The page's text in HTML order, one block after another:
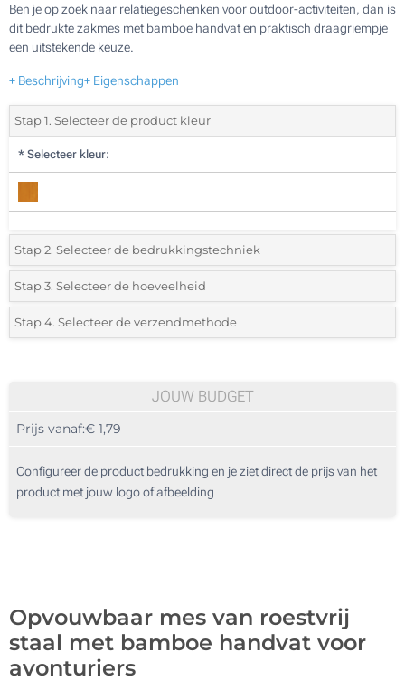
Ben je op zoek naar relatiegeschenken voor outdoor-activiteiten, dan is
dit bedrukte zakmes met bamboe handvat en praktisch draagriempje
een uitstekende keuze.
+ Beschrijving+ Eigenschappen
Stap 1. Selecteer de product kleur
* Selecteer kleur:
Stap 2. Selecteer de bedrukkingstechniek
*Selecteer de bedrukking en kleuren van het logo:
1 Kleur (Aan een zijde)
3 Kleuren (Aan een zijde)
Doming (Aan een zijde)
Stap 3. Selecteer de hoeveelheid
*Selecteer uit de lijst of voeg het gewenste aantal in
50
250
Stap 4. Selecteer de verzendmethode
JOUW BUDGET
Prijs vanaf:€ 1,79
Configureer de product bedrukking en je ziet direct de prijs van het
product met jouw logo of afbeelding
Opvouwbaar mes van roestvrij
staal met bamboe handvat voor
avonturiers